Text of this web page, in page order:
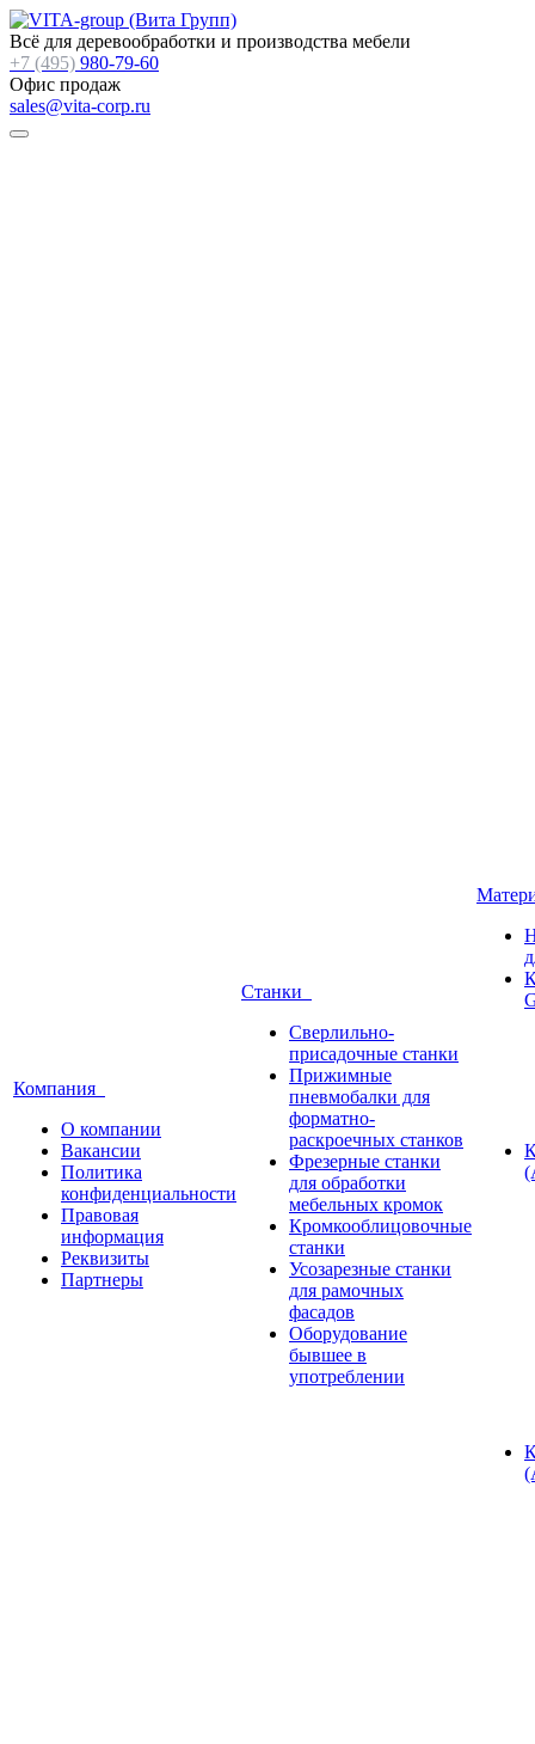
Всё для деревообработки и производства мебели
+7 (495) 980-79-60
Офис продаж
sales@vita-corp.ru
Компания
О компании
Вакансии
Политика
конфиденциальности
Правовая
информация
Реквизиты
Партнеры
Станки
Сверлильно-
присадочные станки
Прижимные
пневмобалки для
форматно-
раскроечных станков
Фрезерные станки
для обработки
мебельных кромок
Кромкооблицовочные
станки
Усозарезные станки
для рамочных
фасадов
Оборудование
бывшее в
употреблении